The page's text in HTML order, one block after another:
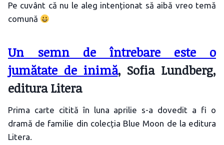
Pe cuvânt că nu le aleg intenționat să aibă vreo temă
comună
Un semn de întrebare este o
jumătate de inimă, Sofia Lundberg,
editura Litera
Prima carte citită în luna aprilie s-a dovedit a fi o
dramă de familie din colecția Blue Moon de la editura
Litera.